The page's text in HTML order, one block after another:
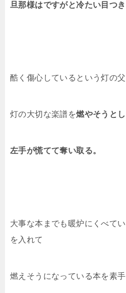
旦那様はですがと冷たい目つき
酷く傷心しているという灯の父
灯の大切な楽譜を燃やそうと
左手が慌てて奪い取る。
大事な本までも暖炉にくべて
を入れて
燃えそうになっている本を素手